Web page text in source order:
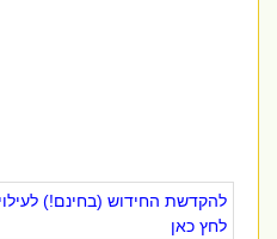
להקדשת החידוש (בחינם!)
לחץ כאן